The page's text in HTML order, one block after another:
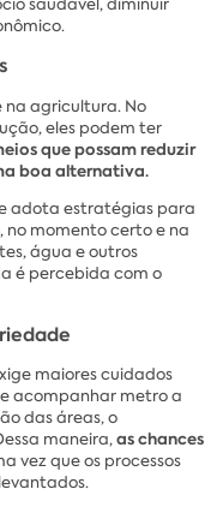
saudável, diminuir
na agricultura. No
eles podem ter
que possam reduzir
boa alternativa.
adota estratégias para
no momento certo e na
água e outros
é percebida com o
maiores cuidados
acompanhar metro a
das áreas, o
maneira,as chances
vez que os processos